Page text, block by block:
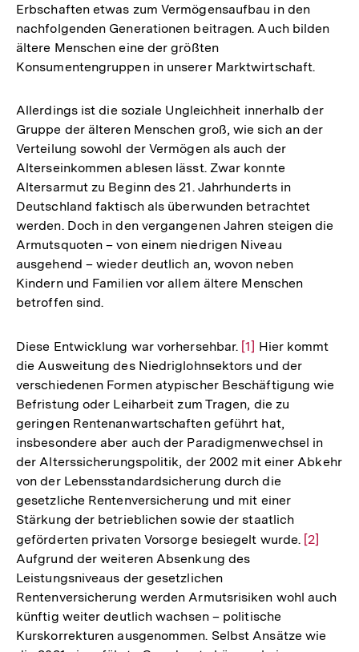
Erbschaften etwas zum Vermögensaufbau in den
nachfolgenden Generationen beitragen. Auch bilden
ältere Menschen eine der größten
Konsumentengruppen in unserer Marktwirtschaft.
Allerdings ist die soziale Ungleichheit innerhalb der
Gruppe der älteren Menschen groß, wie sich an der
Verteilung sowohl der Vermögen als auch der
Alterseinkommen ablesen lässt. Zwar konnte
Altersarmut zu Beginn des 21. Jahrhunderts in
Deutschland faktisch als überwunden betrachtet
werden. Doch in den vergangenen Jahren steigen die
Armutsquoten – von einem niedrigen Niveau
ausgehend – wieder deutlich an, wovon neben
Kindern und Familien vor allem ältere Menschen
betroffen sind.
Diese Entwicklung war vorhersehbar. Zur
Auflösung
der
Fußnote
[1] Hier kommt
die Ausweitung des Niedriglohnsektors und der
verschiedenen Formen atypischer Beschäftigung wie
Befristung oder Leiharbeit zum Tragen, die zu
geringen Rentenanwartschaften geführt hat,
insbesondere aber auch der Paradigmenwechsel in
der Alterssicherungspolitik, der 2002 mit einer Abkehr
von der Lebensstandardsicherung durch die
gesetzliche Rentenversicherung und mit einer
Stärkung der betrieblichen sowie der staatlich
geförderten privaten Vorsorge besiegelt wurde. Zur
Fußnote
[2]
Aufgrund der weiteren Absenkung des
Leistungsniveaus der gesetzlichen
Rentenversicherung werden Armutsrisiken wohl auch
künftig weiter deutlich wachsen – politische
Kurskorrekturen ausgenommen. Selbst Ansätze wie